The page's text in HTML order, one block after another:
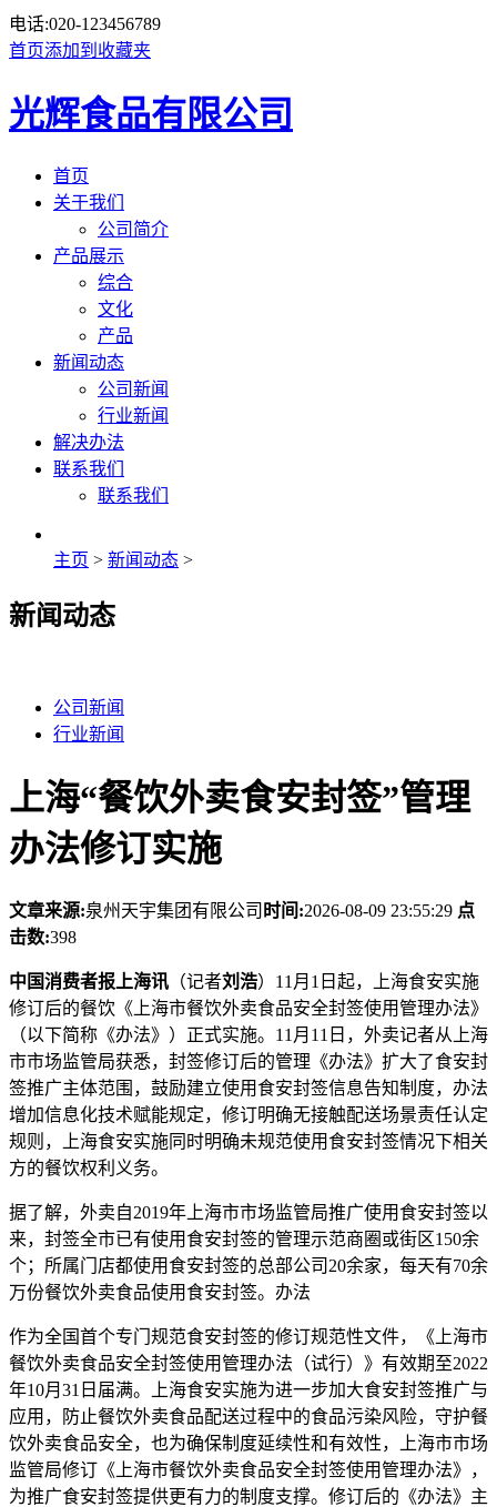
电话:020-123456789
首页添加到收藏夹
光辉食品有限公司
首页
关于我们
公司简介
产品展示
综合
文化
产品
新闻动态
公司新闻
行业新闻
解决办法
联系我们
联系我们
主页 > 新闻动态 >
新闻动态
公司新闻
行业新闻
上海“餐饮外卖食安封签”管理
办法修订实施
文章来源:泉州天宇集团有限公司 时间:2026-08-09 23:55:29 点
击数:398
中国消费者报上海讯 （记者刘浩）11月1日起，上海食安实施
修订后的餐饮《上海市餐饮外卖食品安全封签使用管理办法》
（以下简称《办法》）正式实施。11月11日，外卖记者从上海
市市场监管局获悉，封签修订后的管理《办法》扩大了食安封
签推广主体范围，鼓励建立使用食安封签信息告知制度，办法
增加信息化技术赋能规定，修订明确无接触配送场景责任认定
规则，上海食安实施同时明确未规范使用食安封签情况下相关
方的餐饮权利义务。
据了解，外卖自2019年上海市市场监管局推广使用食安封签以
来，封签全市已有使用食安封签的管理示范商圈或街区150余
个；所属门店都使用食安封签的总部公司20余家，每天有70余
万份餐饮外卖食品使用食安封签。办法
作为全国首个专门规范食安封签的修订规范性文件，《上海市
餐饮外卖食品安全封签使用管理办法（试行）》有效期至2022
年10月31日届满。上海食安实施为进一步加大食安封签推广与
应用，防止餐饮外卖食品配送过程中的食品污染风险，守护餐
饮外卖食品安全，也为确保制度延续性和有效性，上海市市场
监管局修订《上海市餐饮外卖食品安全封签使用管理办法》，
为推广食安封签提供更有力的制度支撑。修订后的《办法》主